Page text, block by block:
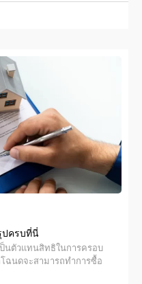
ปครบที่นี่
นตัวแทนสิทธิในการครอบ
ฉนดจะสามารถทำการซื้อ